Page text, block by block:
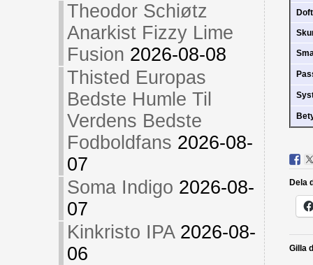
Theodor Schiøtz
Anarkist Fizzy Lime
Fusion 2026-08-08
Thisted Europas
Bedste Humle Til
Verdens Bedste
Fodboldfans 2026-08-
07
Soma Indigo 2026-08-
07
Kinkristo IPA 2026-08-
06
Doft
Dela
Gilla